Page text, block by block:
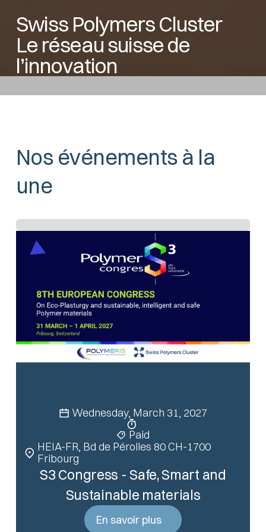
Swiss Polymers Cluster
Le réseau suisse de
l’innovation
Nos événements à la
une
Wednesday, March 31, 2027
Paid
HEIA-FR, Bd de Pérolles 80 CH-1700
Fribourg
S3 Congress - Safe, Smart and
Sustainable materials
En savoir plus